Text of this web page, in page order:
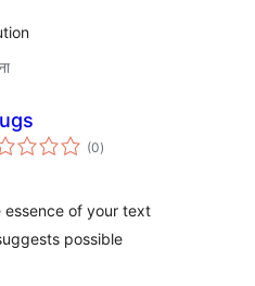
(0एकूण
मूल्यांकन
)
of your text
possible